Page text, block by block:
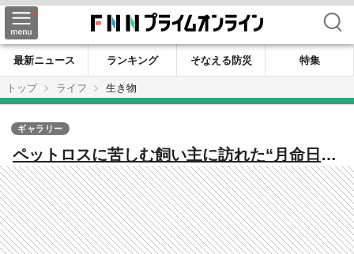
検索
最新ニュース ランキング そなえる防災
特集
トップ
ライフ 生き物
ペットロスに苦しむ飼い主に訪れた“月命日の
出会い” 亡き看板猫が運命の「いと」でつな
いでくれた新たな縁
ギャラリー